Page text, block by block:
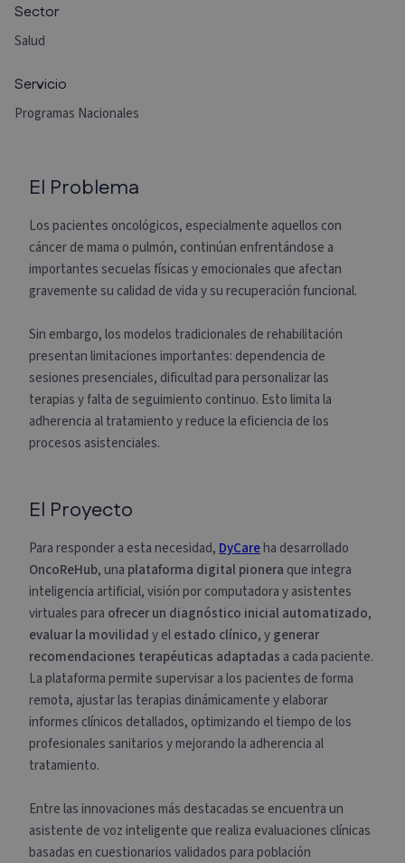
Sector
Salud
Servicio
Programas Nacionales
El Problema
Los pacientes oncológicos, especialmente aquellos con
cáncer de mama o pulmón, continúan enfrentándose a
importantes secuelas físicas y emocionales que afectan
gravemente su calidad de vida y su recuperación funcional.
Sin embargo, los modelos tradicionales de rehabilitación
presentan limitaciones importantes: dependencia de
sesiones presenciales, dificultad para personalizar las
terapias y falta de seguimiento continuo. Esto limita la
adherencia al tratamiento y reduce la eficiencia de los
procesos asistenciales.
El Proyecto
Para responder a esta necesidad, DyCareha desarrollado
OncoReHub, una plataforma digital pionera que integra
inteligencia artificial, visión por computadora y asistentes
virtuales para ofrecer un diagnóstico inicial automatizado,
evaluar la movilidady elestado clínico, ygenerar
recomendaciones terapéuticas adaptadas a cada paciente.
La plataforma permite supervisar a los pacientes de forma
remota, ajustar las terapias dinámicamente y elaborar
informes clínicos detallados, optimizando el tiempo de los
profesionales sanitarios y mejorando la adherencia al
tratamiento.
Entre las innovaciones más destacadas se encuentra un
asistente de voz inteligente que realiza evaluaciones clínicas
basadas en cuestionarios validados para población